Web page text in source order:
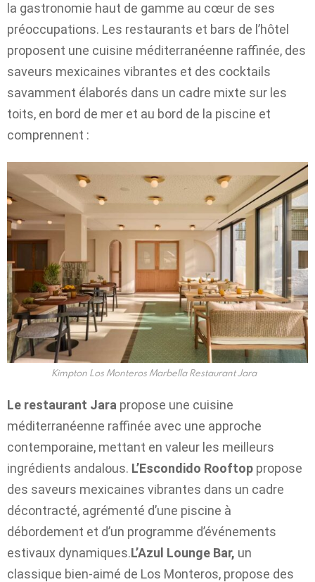
la gastronomie haut de gamme au cœur de ses
préoccupations. Les restaurants et bars de l’hôtel
proposent une cuisine méditerranéenne raffinée, des
saveurs mexicaines vibrantes et des cocktails
savamment élaborés dans un cadre mixte sur les
toits, en bord de mer et au bord de la piscine et
comprennent :
Kimpton Los Monteros Marbella Restaurant Jara
Le restaurant Jara propose une cuisine
méditerranéenne raffinée avec une approche
contemporaine, mettant en valeur les meilleurs
ingrédients andalous. L’Escondido Rooftop propose
des saveurs mexicaines vibrantes dans un cadre
décontracté, agrémenté d’une piscine à
débordement et d’un programme d’événements
estivaux dynamiques.L’Azul Lounge Bar, un
classique bien-aimé de Los Monteros, propose des